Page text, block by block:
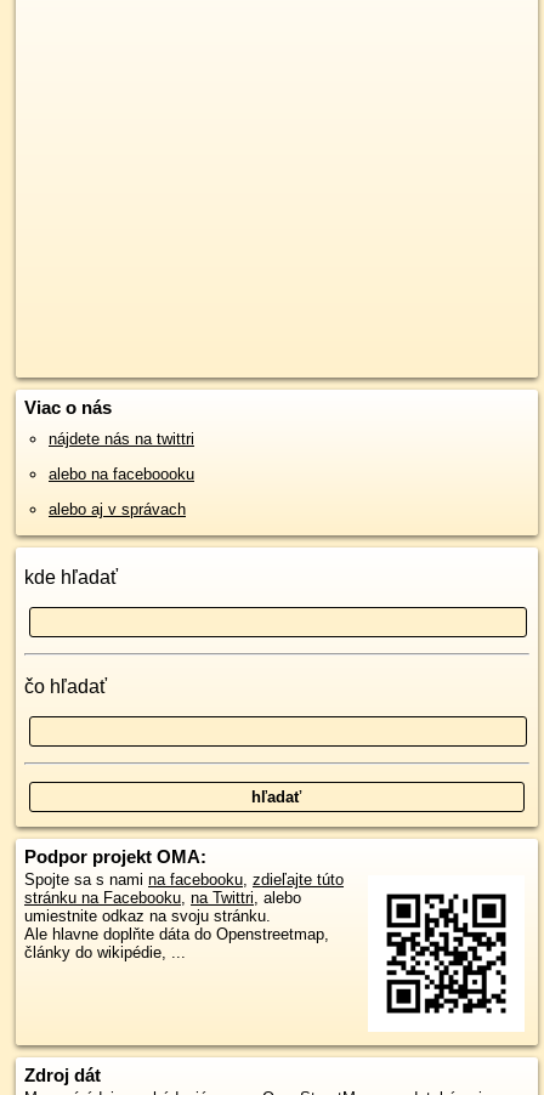
Viac o nás
nájdete nás na twittri
alebo na faceboooku
alebo aj v správach
kde hľadať
čo hľadať
Podpor projekt OMA:
Spojte sa s nami na facebooku, zdieľajte túto
stránku na Facebooku, na Twittri, alebo
umiestnite odkaz na svoju stránku.
Ale hlavne doplňte dáta do Openstreetmap,
články do wikipédie, ...
Zdroj dát